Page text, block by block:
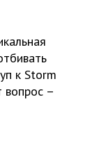
к Storm
вопрос –